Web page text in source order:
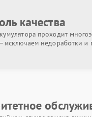
качества
проходит
исключаем недоработки и